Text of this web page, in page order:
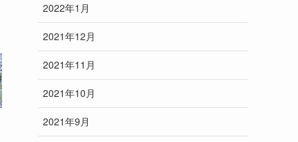
2022年1月
2021年12月
2021年11月
2021年10月
2021年9月